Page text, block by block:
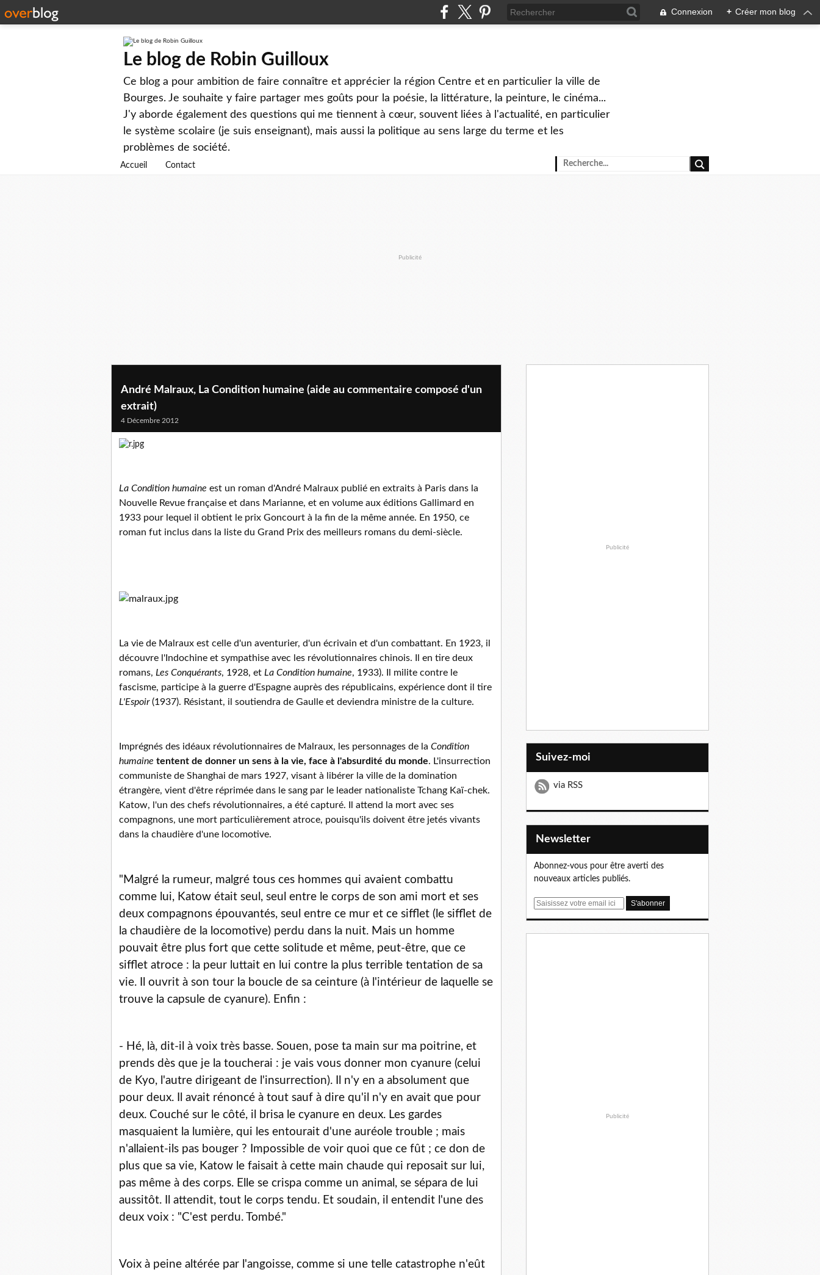
Connexion + Créer mon blog
Le blog de Robin Guilloux
Ce blog a pour ambition de faire connaître et apprécier la région Centre et en particulier la ville de
Bourges. Je souhaite y faire partager mes goûts pour la poésie, la littérature, la peinture, le cinéma...
J'y aborde également des questions qui me tiennent à cœur, souvent liées à l'actualité, en particulier
le système scolaire (je suis enseignant), mais aussi la politique au sens large du terme et les
problèmes de société.
Accueil Contact
Publicité
André Malraux, La Condition humaine (aide au commentaire composé d'un
extrait)
4 Décembre 2012
La Condition humaine est un roman d'André Malraux publié en extraits à Paris dans la
Nouvelle Revue française et dans Marianne, et en volume aux éditions Gallimard en
1933 pour lequel il obtient le prix Goncourt à la fin de la même année. En 1950, ce
roman fut inclus dans la liste du Grand Prix des meilleurs romans du demi-siècle.
La vie de Malraux est celle d'un aventurier, d'un écrivain et d'un combattant. En 1923, il
découvre l'Indochine et sympathise avec les révolutionnaires chinois. Il en tire deux
romans, Les Conquérants, 1928, et La Condition humaine, 1933). Il milite contre le
fascisme, participe à la guerre d'Espagne auprès des républicains, expérience dont il tire
L'Espoir(1937). Résistant, il soutiendra de Gaulle et deviendra ministre de la culture.
Imprégnés des idéaux révolutionnaires de Malraux, les personnages de la Condition
humaine tentent de donner un sens à la vie, face à l'absurdité du monde. L'insurrection
communiste de Shanghai de mars 1927, visant à libérer la ville de la domination
étrangère, vient d'être réprimée dans le sang par le leader nationaliste Tchang Kaï-chek.
Katow, l'un des chefs révolutionnaires, a été capturé. Il attend la mort avec ses
compagnons, une mort particulièrement atroce, pouisqu'ils doivent être jetés vivants
dans la chaudière d'une locomotive.
"Malgré la rumeur, malgré tous ces hommes qui avaient combattu
comme lui, Katow était seul, seul entre le corps de son ami mort et ses
deux compagnons épouvantés, seul entre ce mur et ce sifflet (le sifflet de
la chaudière de la locomotive) perdu dans la nuit. Mais un homme
pouvait être plus fort que cette solitude et même, peut-être, que ce
sifflet atroce : la peur luttait en lui contre la plus terrible tentation de sa
vie. Il ouvrit à son tour la boucle de sa ceinture (à l'intérieur de laquelle se
trouve la capsule de cyanure). Enfin :
- Hé, là, dit-il à voix très basse. Souen, pose ta main sur ma poitrine, et
prends dès que je la toucherai : je vais vous donner mon cyanure (celui
de Kyo, l'autre dirigeant de l'insurrection). Il n'y en a absolument que
pour deux. Il avait rénoncé à tout sauf à dire qu'il n'y en avait que pour
deux. Couché sur le côté, il brisa le cyanure en deux. Les gardes
masquaient la lumière, qui les entourait d'une auréole trouble ; mais
n'allaient-ils pas bouger ? Impossible de voir quoi que ce fût ; ce don de
plus que sa vie, Katow le faisait à cette main chaude qui reposait sur lui,
pas même à des corps. Elle se crispa comme un animal, se sépara de lui
aussitôt. Il attendit, tout le corps tendu. Et soudain, il entendit l'une des
deux voix : "C'est perdu. Tombé."
Voix à peine altérée par l'angoisse, comme si une telle catastrophe n'eût
Publicité
Suivez-moi
via RSS
Newsletter
Abonnez-vous pour être averti des
nouveaux articles publiés.
E
Publicité